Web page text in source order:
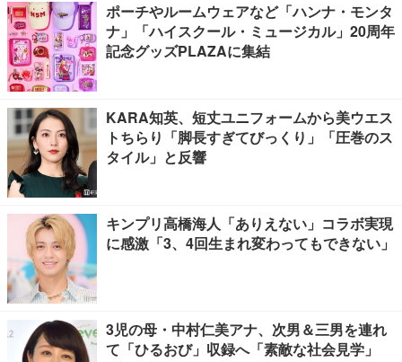
ポーチやルームウェアなど「ハンナ・モンタ
ナ」「ハイスクール・ミュージカル」20周年
記念グッズPLAZAに集結
KARA知英、短丈ユニフォームから美ウエス
トちらり「脚長すぎてびっくり」「圧巻のス
タイル」と反響
キンプリ高橋海人「ありえない」コラボ実現
に感激「3、4回生まれ変わってもできない」
3児の母・中村仁美アナ、次男＆三男を連れ
て「ひるおび」収録へ「素敵な社会見学」